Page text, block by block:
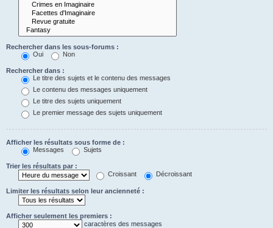
Rechercher dans les sous-forums :
Oui
Non
Rechercher dans :
Le titre des sujets et le contenu des messages
Le contenu des messages uniquement
Le titre des sujets uniquement
Le premier message des sujets uniquement
Afficher les résultats sous forme de :
Messages
Sujets
Trier les résultats par :
Croissant
Décroissant
Limiter les résultats selon leur ancienneté :
Afficher seulement les premiers :
caractères des messages